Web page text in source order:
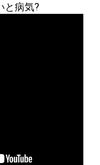
と病気?